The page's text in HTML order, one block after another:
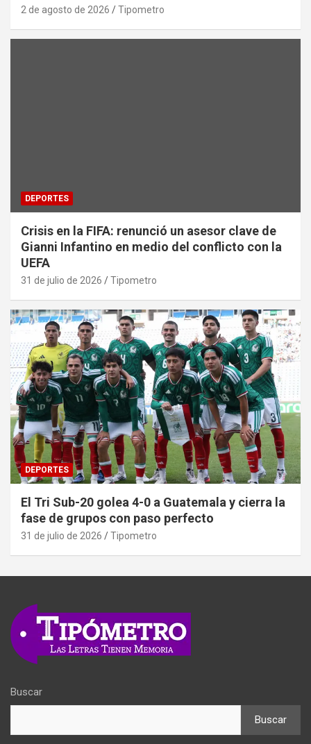
2 de agosto de 2026 Tipometro
DEPORTES
Crisis en la FIFA: renunció un asesor clave de
Gianni Infantino en medio del conflicto con la
UEFA
31 de julio de 2026 Tipometro
DEPORTES
El Tri Sub-20 golea 4-0 a Guatemala y cierra la
fase de grupos con paso perfecto
31 de julio de 2026 Tipometro
Buscar
Buscar